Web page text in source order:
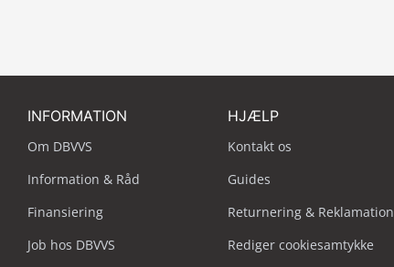
INFORMATION
Om DBVVS
Information & Råd
Finansiering
Job hos DBVVS
HJÆLP
Kontakt os
Guides
Returnering & Reklamation
Rediger cookiesamtykke